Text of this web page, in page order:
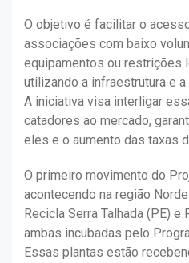
O objetivo é facilitar o
associações com baixo
equipamentos ou restrições
utilizando a infraestrutura e
A iniciativa visa interligar
catadores ao mercado,
eles e o aumento das taxas
O primeiro movimento do
acontecendo na região
Recicla Serra Talhada (PE) e
ambas incubadas pelo
Essas plantas estão